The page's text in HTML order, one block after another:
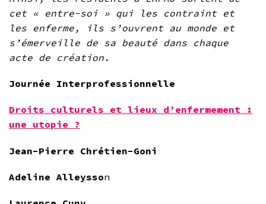
cet « entre-soi » qui les contraint et
les enferme, ils s’ouvrent au monde et
s’émerveille de sa beauté dans chaque
acte de création.
Journée Interprofessionnelle
Droits culturels et lieux d’enfermement :
une utopie ?
Jean-Pierre Chrétien-Goni
Adeline Alleysson